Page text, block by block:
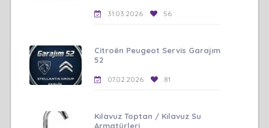
31.03.2026 56
Citroën Peugeot Servis Garajım
52
07.02.2026 81
Kılavuz Toptan / Kılavuz Su
Armatürleri